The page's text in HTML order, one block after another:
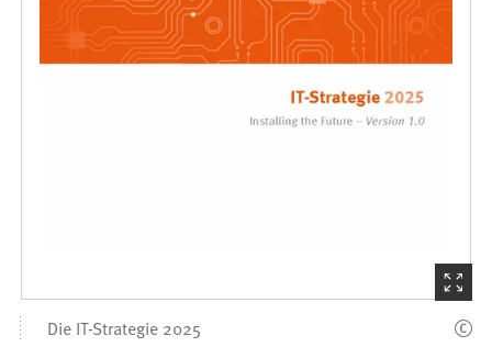
(Startet
den
Die IT-Strategie 2025